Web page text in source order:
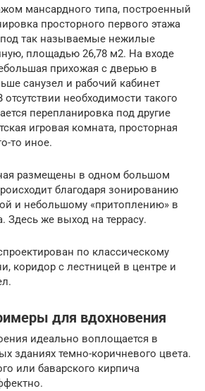
мансардного типа, построенный
просторного первого этажа
так называемые нежилые
площадью 26,78 м2. На входе
прихожая с дверью в
санузел и рабочий кабинет
необходимости такого
перепланировка под другие
игровая комната, просторная
то иное.
размещены в одном большом
благодаря зонированию
и небольшому «притоплению» в
Здесь же выход на террасу.
по классическому
коридор с лестницей в центре и
для вдохновения
идеально воплощается в
зданиях темно-коричневого цвета.
или баварского кирпича